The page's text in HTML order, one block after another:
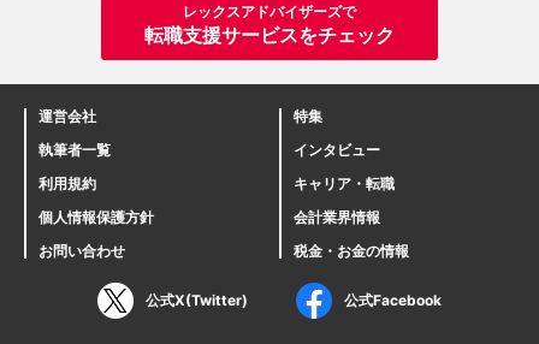
レックスアドバイザーズで
転職支援サービスをチェック
運営会社
執筆者一覧
利用規約
個人情報保護方針
お問い合わせ
特集
インタビュー
キャリア・転職
会計業界情報
税金・お金の情報
公式X(Twitter) 公式Facebook